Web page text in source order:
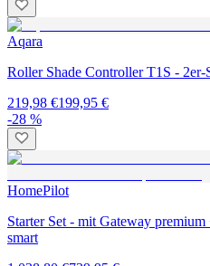
Aqara
Roller Shade Controller T1S - 2er-
219,98 €199,95 €
-28 %
HomePilot
Starter Set - mit Gateway
smart